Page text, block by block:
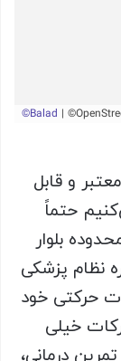
و قابل
حتماً
بلوار
نظام پزشکی
حرکتی خود
خیلی
درمانی،